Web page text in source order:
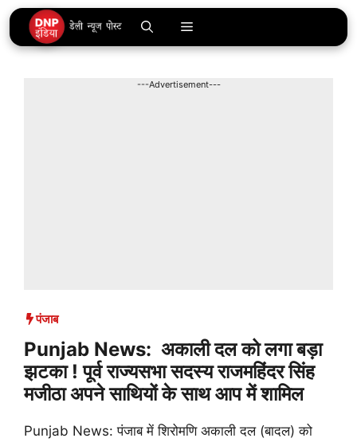
Skip
to
content
Menu
---Advertisement---
पंजाब
Punjab News: अकाली दल को लगा बड़ा
झटका ! पूर्व राज्यसभा सदस्य राजमहिंदर सिंह
मजीठा अपने साथियों के साथ आप में शामिल
Punjab News: पंजाब में शिरोमणि अकाली दल (बादल) को